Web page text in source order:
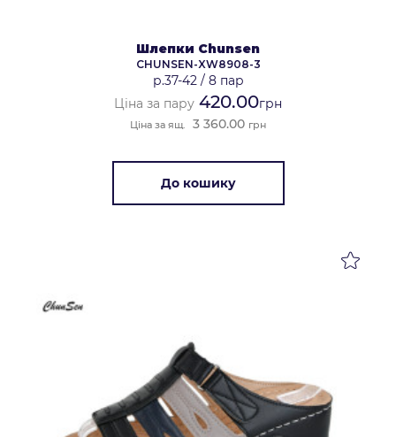
Шлепки Chunsen
CHUNSEN-XW8908-3
р.37-42/ 8 пар
Ціна за пару 420.00грн
Ціна за ящ. 3 360.00 грн
До кошику